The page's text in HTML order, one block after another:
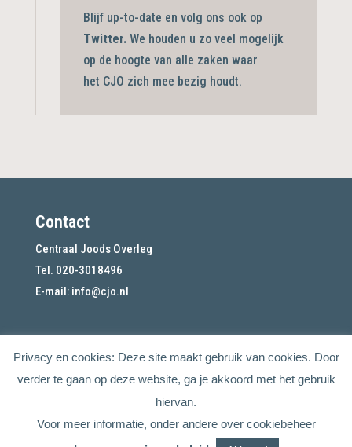
Blijf up-to-date en volg ons ook op
Twitter. We houden u zo veel mogelijk
op de hoogte van alle zaken waar
het CJO zich mee bezig houdt.
Contact
Centraal Joods Overleg
Tel. 020-3018496
E-mail: info@cjo.nl
Privacy en cookies: Deze site maakt gebruik van cookies. Door
verder te gaan op deze website, ga je akkoord met het gebruik
hiervan.
Voor meer informatie, onder andere over cookiebeheer